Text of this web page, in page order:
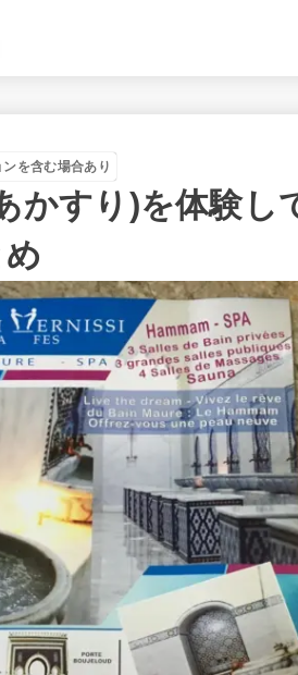
を含む場合あり
かすり)を体験し